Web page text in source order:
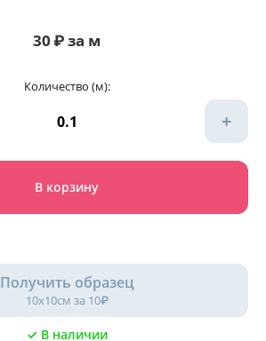
30₽за м
Количество (м):
+
В корзину
Получить образец
10х10см за 10₽
✓ В наличии